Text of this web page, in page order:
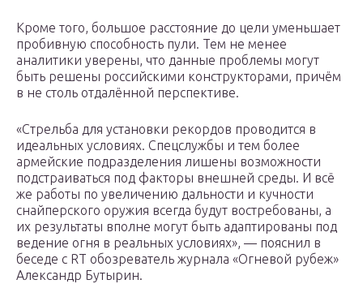
Кроме того, большое расстояние до цели уменьшает
пробивную способность пули. Тем не менее
аналитики уверены, что данные проблемы могут
быть решены российскими конструкторами, причём
в не столь отдалённой перспективе.
«Стрельба для установки рекордов проводится в
идеальных условиях. Спецслужбы и тем более
армейские подразделения лишены возможности
подстраиваться под факторы внешней среды. И всё
же работы по увеличению дальности и кучности
снайперского оружия всегда будут востребованы, а
их результаты вполне могут быть адаптированы под
ведение огня в реальных условиях», — пояснил в
беседе с RT обозреватель журнала «Огневой рубеж»
Александр Бутырин.